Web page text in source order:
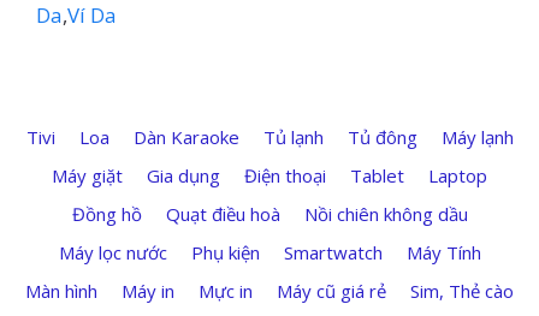
Da,Ví Da
Tivi Loa Dàn Karaoke Tủ lạnh Tủ đông
Máy lạnh
Máy giặt
Gia dụng Điện thoại Tablet
Laptop
Đồng hồ
Quạt điều hoà
Nồi chiên không dầu
Máy lọc nước
Phụ kiện Smartwatch
Máy Tính
Màn hình
Máy in Mực in Máy cũ giá rẻ
Sim, Thẻ cào